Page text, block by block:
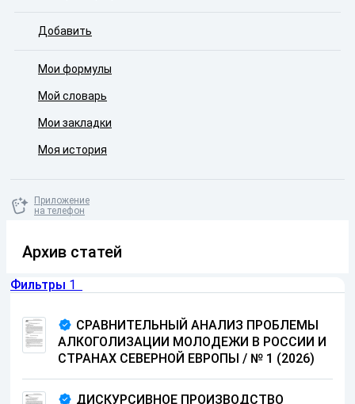
Добавить
Мои формулы
Мой словарь
Мои закладки
Моя история
Приложение
на телефон
Архив статей
Фильтры 1
СРАВНИТЕЛЬНЫЙ АНАЛИЗ ПРОБЛЕМЫ
АЛКОГОЛИЗАЦИИ МОЛОДЕЖИ В РОССИИ И
СТРАНАХ СЕВЕРНОЙ ЕВРОПЫ / № 1 (2026)
ДИСКУРСИВНОЕ ПРОИЗВОДСТВО